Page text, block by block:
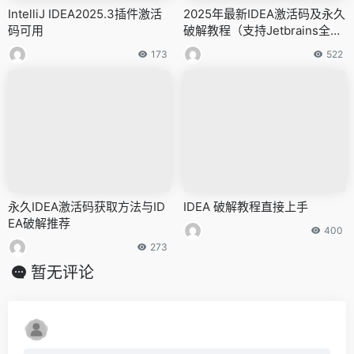
IntelliJ IDEA2025.3插件激活
码可用
173
2025年最新IDEA激活码及永久
破解教程（支持Jetbrains全家
桶）
522
永久IDEA激活码获取方法与ID
EA破解推荐
273
IDEA 破解教程直接上手
400
暂无评论